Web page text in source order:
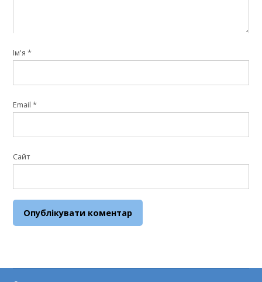
Ім'я*
Email*
Сайт